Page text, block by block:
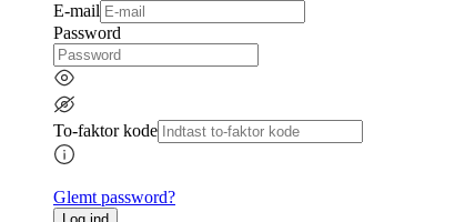
E-mail
Password
To-faktor kode
Glemt password?